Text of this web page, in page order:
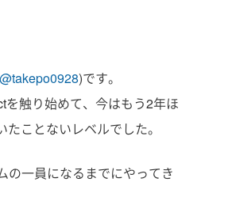
@takepo0928)です。
触り始めて、今はもう2年ほ
ことないレベルでした。
の一員になるまでにやってき